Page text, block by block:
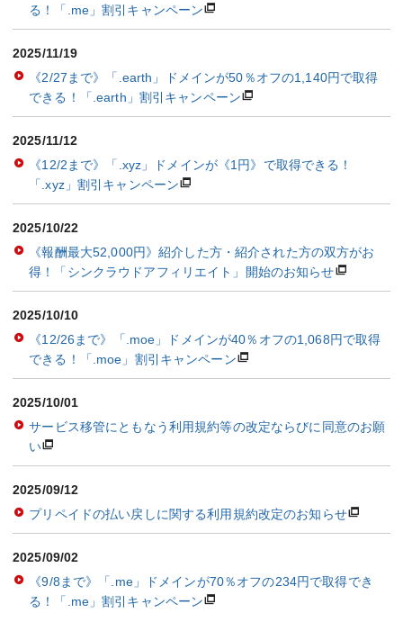
る！「.me」割引キャンペーン
2025/11/19
《2/27まで》「.earth」ドメインが50％オフの1,140円で取得
できる！「.earth」割引キャンペーン
2025/11/12
《12/2まで》「.xyz」ドメインが《1円》で取得できる！
「.xyz」割引キャンペーン
2025/10/22
《報酬最大52,000円》紹介した方・紹介された方の双方がお
得！「シンクラウドアフィリエイト」開始のお知らせ
2025/10/10
《12/26まで》「.moe」ドメインが40％オフの1,068円で取得
できる！「.moe」割引キャンペーン
2025/10/01
サービス移管にともなう利用規約等の改定ならびに同意のお願
い
2025/09/12
プリペイドの払い戻しに関する利用規約改定のお知らせ
2025/09/02
《9/8まで》「.me」ドメインが70％オフの234円で取得でき
る！「.me」割引キャンペーン